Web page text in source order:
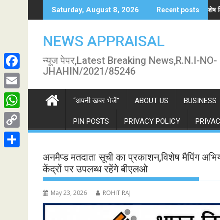
to
Saturday, August 8, 2026 Recent posts
जोड़ने व संशोधन के लिए 8-9 अगस्त को विशेष शिविर कुएं में मिला 20 वर्षीय युवती
NEWS APPRAISAL
न्यूज पेपर,Latest Breaking News,R.N.I-NO-
JHAHIN/2021/85246
“अपनी खबर भेजें” ABOUT US BUSINESS
PIN POSTS PRIVACY POLICY
अनमैप्ड मतदाता सूची का प्रकाशन,विशेष मैपिंग
केंद्रों पर उपलब्ध रहेंगे बीएलओ
May 23, 2026 ROHIT RAJ
F
a
c
e
b
E
m
a
i
W
h
a
C